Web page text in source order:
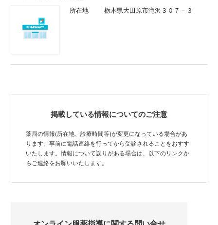
所在地 栃木県大田原市滝沢３０７－３
掲載している情報についてのご注意
薬局の情報(所在地、診療時間等)が変更になっている場合があ
ります。事前に電話連絡を行ってから受診されることをおすす
いたします。情報について誤りがある場合は、以下のリンクか
らご連絡をお願いいたします。